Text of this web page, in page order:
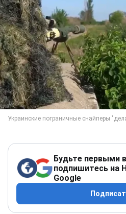
Будьте первыми
подпишитесь на
Google